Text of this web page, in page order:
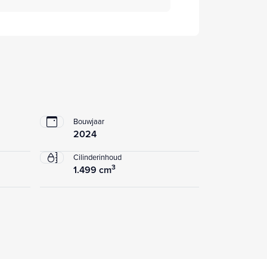
Bouwjaar
2024
Cilinderinhoud
1.499 cm3